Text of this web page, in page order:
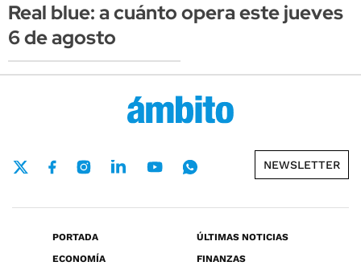
Real blue: a cuánto opera este jueves
6 de agosto
NEWSLETTER
PORTADA
ÚLTIMAS NOTICIAS
ECONOMÍA
FINANZAS